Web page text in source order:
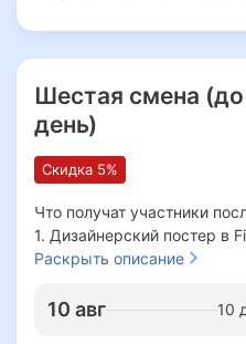
Шестая смена
день)
Скидка 5%
Что получат участники
1. Дизайнерский постер в
оживлённые AI-анимации,
брелоки, картина из
Раскрыть описание
10 авг 10